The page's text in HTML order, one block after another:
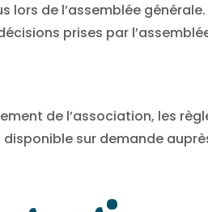
de l’assemblée
prises par
de l’association, les
sur demande